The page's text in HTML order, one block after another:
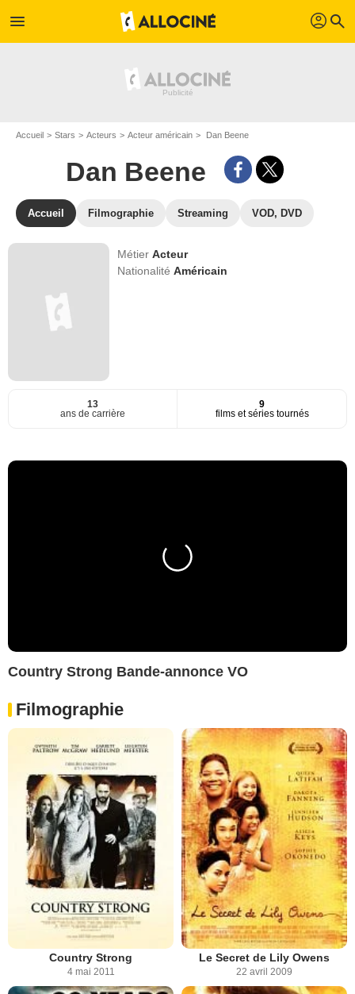
menu profil search
Accueil Stars Acteurs Acteur américain Dan Beene
Dan Beene
Accueil Filmographie Streaming VOD, DVD
MétierActeur
NationalitéAméricain
13
ans de carrière
9
films et séries tournés
Country Strong Bande-annonce VO
Filmographie
Country Strong
4 mai 2011
Le Secret de Lily Owens
22 avril 2009